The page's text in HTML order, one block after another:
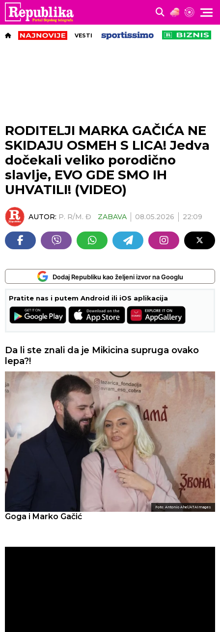
VESTI
RODITELJI MARKA GAČIĆA NE
SKIDAJU OSMEH S LICA! Jedva
dočekali veliko porodično
slavlje, EVO GDE SMO IH
UHVATILI! (VIDEO)
AUTOR: P. R/M. Đ ZABAVA 08.05.2026 22:09
Dodaj Republiku kao željeni izvor na Googlu
Pratite nas i putem Android ili iOS aplikacija
Da li ste znali da je Mikicina supruga ovako
lepa?!
Foto: Antonio Ahel/ATAImages
Goga i Marko Gačić